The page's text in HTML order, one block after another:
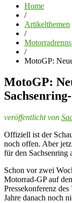
Home
/
Artikelthemen
/
/
MotoGP:
MotoGP:
veröffentlicht von
Offiziell ist der
noch offen. Aber
für den Sachsenring
Schon vor zwei
Motorrad-GP auf
Pressekonferenz
Jahre danach noch